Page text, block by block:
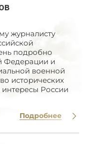
журналисту
подробно
Федерации и
военной
исторических
России
Подробнее